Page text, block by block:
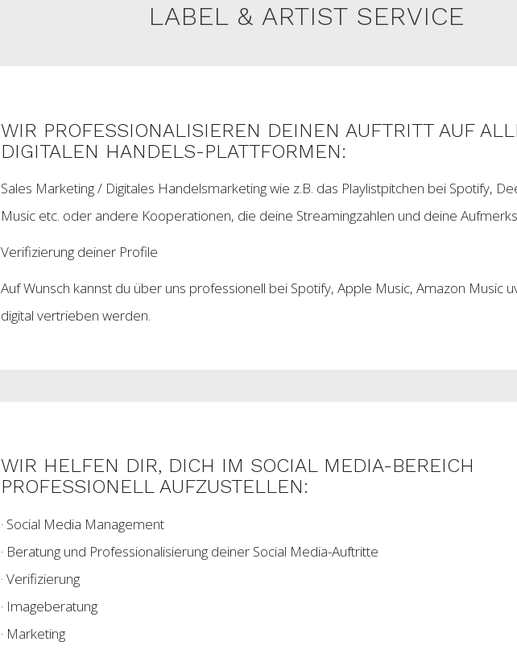
LABEL & ARTIST SERVICE
WIR PROFESSIONALISIEREN DEINEN AUFTRITT AUF
DIGITALEN HANDELS-PLATTFORMEN:
Sales Marketing / Digitales Handelsmarketing wie z.B. das Playlistpitchen bei Spotify,
Music etc. oder andere Kooperationen, die deine Streamingzahlen und deine
Verifizierung deiner Profile
Auf Wunsch kannst du über uns professionell bei Spotify, Apple Music, Amazon Music
digital vertrieben werden.
WIR HELFEN DIR, DICH IM SOCIAL MEDIA-BEREICH
PROFESSIONELL AUFZUSTELLEN:
· Social Media Management
· Beratung und Professionalisierung deiner Social Media-Auftritte
· Verifizierung
· Imageberatung
· Marketing